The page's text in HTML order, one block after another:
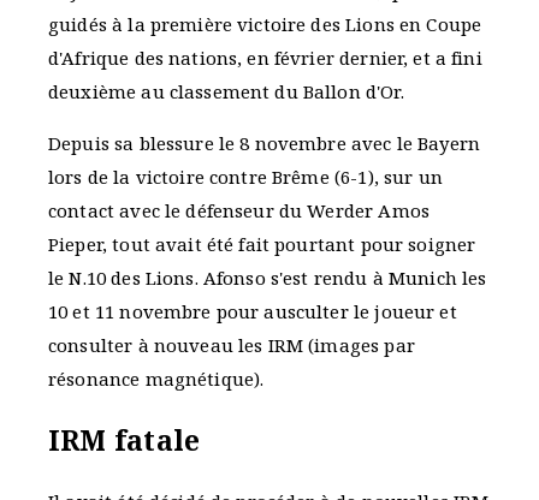
guidés à la première victoire des Lions en Coupe
d'Afrique des nations, en février dernier, et a fini
deuxième au classement du Ballon d'Or.
Depuis sa blessure le 8 novembre avec le Bayern
lors de la victoire contre Brême (6-1), sur un
contact avec le défenseur du Werder Amos
Pieper, tout avait été fait pourtant pour soigner
le N.10 des Lions. Afonso s'est rendu à Munich les
10 et 11 novembre pour ausculter le joueur et
consulter à nouveau les IRM (images par
résonance magnétique).
IRM fatale